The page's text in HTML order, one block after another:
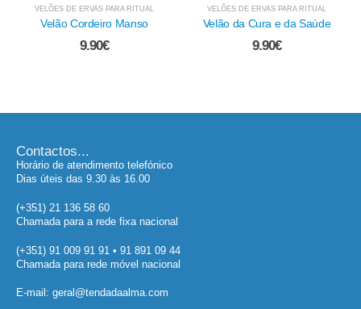
VELÕES DE ERVAS PARA RITUAL
Velão da Cura e da Saúde
9.90
VELÕES DE ERVAS PARA RITUAL
Velão de Oferenda a Iemanjá
9.90
Contactos...
Horário de atendimento telefónico
Dias úteis das 9.30 às 16.00
(+351) 21 136 58 60
Chamada para a rede fixa nacional
(+351) 91 009 91 91 • 91 891 09 44
Chamada para rede móvel nacional
E-mail: geral@tendadaalma.com